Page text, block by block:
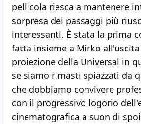
pellicola riesca a mantenere
sorpresa dei passaggi più
interessanti. È stata la prima
fatta insieme a Mirko
proiezione della Universal in
se siamo rimasti spiazzati da
che dobbiamo convivere
con il progressivo logorio
cinematografica a suon di